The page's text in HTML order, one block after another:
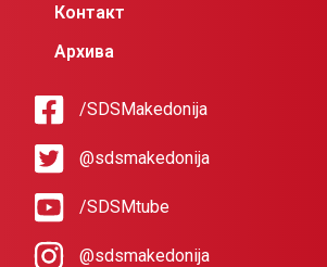
Контакт
Архива
/SDSMakedonija
@sdsmakedonija
/SDSMtube
@sdsmakedonija